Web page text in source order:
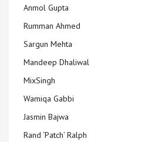
Anmol Gupta
Rumman Ahmed
Sargun Mehta
Mandeep Dhaliwal
MixSingh
Wamiqa Gabbi
Jasmin Bajwa
Rand ‘Patch’ Ralph